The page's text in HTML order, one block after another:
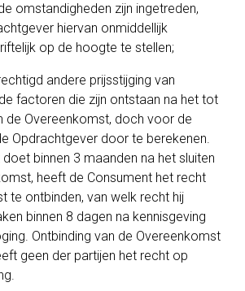
omstandigheden zijn ingetreden,
hiervan onmiddellijk
op de hoogte te stellen;
andere prijsstijging van
factoren die zijn ontstaan na het tot
de Overeenkomst, doch voor de
Opdrachtgever door te berekenen.
binnen 3 maanden na het sluiten
heeft de Consument het recht
te ontbinden, van welk recht hij
binnen 8 dagen na kennisgeving
Ontbinding van de Overeenkomst
geen der partijen het recht op